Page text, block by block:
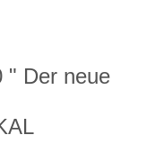
" Der neue